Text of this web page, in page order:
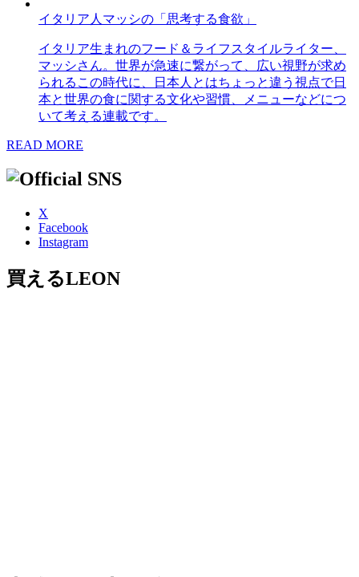
イタリア人マッシの「思考する食欲」
イタリア生まれのフード＆ライフスタイルライター、
マッシさん。世界が急速に繋がって、広い視野が求め
られるこの時代に、日本人とはちょっと違う視点で日
本と世界の食に関する文化や習慣、メニューなどにつ
いて考える連載です。
READ MORE
X
Facebook
Instagram
買えるLEON